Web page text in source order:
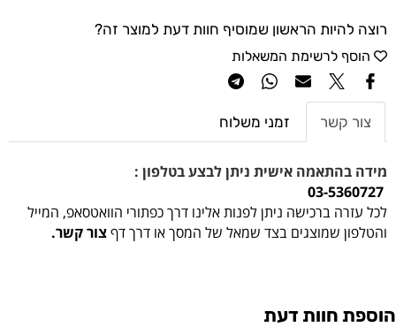
רוצה להיות הראשון שמוסיף חוות דעת למוצר זה?
הוסף לרשימת המשאלות
צור קשר זמני משלוח
מידה בהתאמה אישית ניתן לבצע בטלפון :
03-5360727
לכל עזרה ברכישה ניתן לפנות אלינו דרך כפתורי הוואטסאפ, המייל
והטלפון שמוצגים בצד שמאל של המסך או דרך דףצור קשר.
הוספת חוות דעת